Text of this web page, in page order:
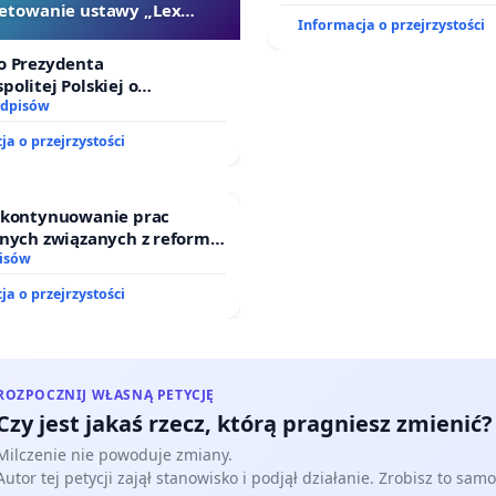
elementem rozwijania pasji czytelniczych i kompetencji
naszych dzieci.
oczekujemy, że wszelkie kiermasze i zbiórki
w takich działaniach powinno być zaspokajanie
szkoły i uczniów.
które są najlepszym wsparciem dla rozwoju naszych
ustawy „Lex
Prezydenta
Polskiej o
ustawy „Lex Szarlatan”
o przejrzystości
Informacja o przejrzystości
prac
związanych z reformą
o przejrzystości
WŁASNĄ PETYCJĘ
jest jakaś rzecz, którą pragniesz zmienić?
nie powoduje zmiany.
tej petycji zajął stanowisko i podjął działanie. Zrobisz to